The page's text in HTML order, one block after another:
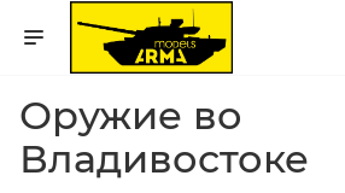
Оружие во
Владивостоке